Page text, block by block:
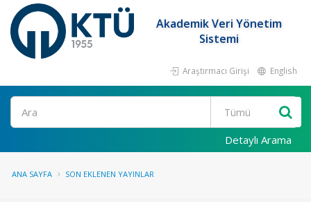
Akademik Veri Yönetim
Sistemi
Araştırmacı Girişi English
Ara
Detaylı Arama
ANA SAYFA SON EKLENEN YAYINLAR